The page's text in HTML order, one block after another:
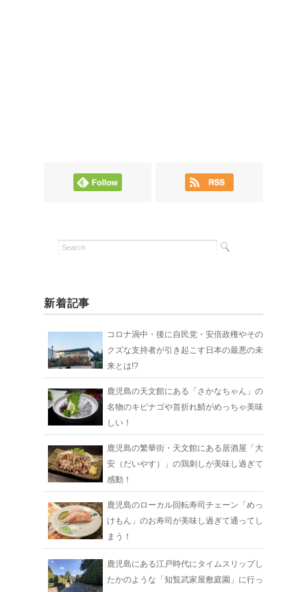
新着記事
コロナ渦中・後に自民党・安倍政権やその
クズな支持者が引き起こす日本の最悪の未
来とは!?
鹿児島の天文館にある「さかなちゃん」の
名物のキビナゴや首折れ鯖がめっちゃ美味
しい！
鹿児島の繁華街・天文館にある居酒屋「大
安（だいやす）」の鶏刺しが美味し過ぎて
感動！
鹿児島のローカル回転寿司チェーン「めっ
けもん」のお寿司が美味し過ぎて通ってし
まう！
鹿児島にある江戸時代にタイムスリップし
たかのような「知覧武家屋敷庭園」に行っ